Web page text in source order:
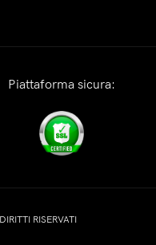
Piattaforma sicura:
RISERVATI